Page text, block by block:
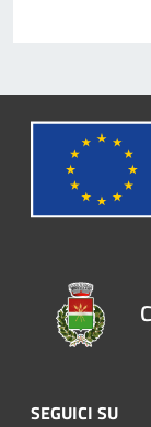
SEGUICI SU